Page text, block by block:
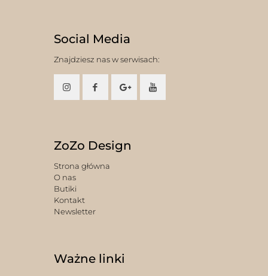
Social Media
Znajdziesz nas w serwisach:
ZoZo Design
Strona główna
O nas
Butiki
Kontakt
Newsletter
Ważne linki